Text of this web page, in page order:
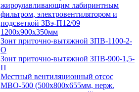
жироулавливающим лабиринтным
фильтром, электровентилятором и
подсветкой ЗВэ-П12/09
1200х900х350мм
Зонт приточно-вытяжной ЗПВ-1100-2-
О
Зонт приточно-вытяжной ЗПВ-900-1,5-
П
Местный вентиляционный отсос
МВО-500 (500х800х655мм, нерж.